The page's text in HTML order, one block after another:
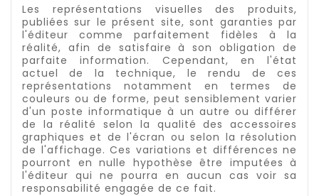
Les représentations visuelles des produits,
publiées sur le présent site, sont garanties par
l'éditeur comme parfaitement fidèles à la
réalité, afin de satisfaire à son obligation de
parfaite information. Cependant, en l'état
actuel de la technique, le rendu de ces
représentations notamment en termes de
couleurs ou de forme, peut sensiblement varier
d'un poste informatique à un autre ou différer
de la réalité selon la qualité des accessoires
graphiques et de l'écran ou selon la résolution
de l'affichage. Ces variations et différences ne
pourront en nulle hypothèse être imputées à
l'éditeur qui ne pourra en aucun cas voir sa
responsabilité engagée de ce fait.